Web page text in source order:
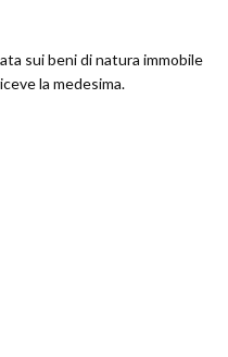
sui beni di natura immobile
la medesima.